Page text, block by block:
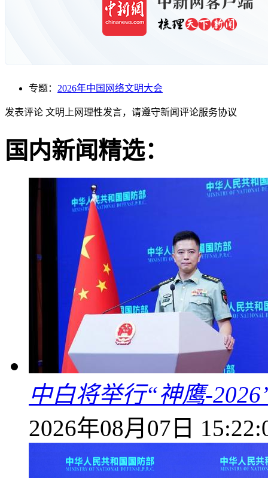
专题： 2026年中国网络文明大会
发表评论 文明上网理性发言，请遵守新闻评论服务协议
国内新闻精选：
中白将举行“神鹰-
2026年08月07日